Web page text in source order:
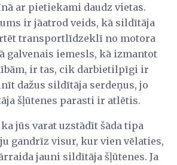
ar pietiekami daudz vietas.
ir jāatrod veids, kā sildītāja
transportlīdzeklī no motora
galvenais iemesls, kā izmantot
ir tas, cik darbietilpīgi ir
dažus sildītāja serdeņus, jo
šļūtenes parasti ir atlētis.
jūs varat uzstādīt šāda tipa
gandrīz visur, kur vien vēlaties,
jauni sildītāja šļūtenes. Ja